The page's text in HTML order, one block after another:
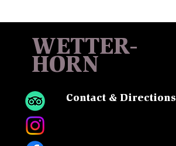
WETTER-
HORN
Contact & Directions